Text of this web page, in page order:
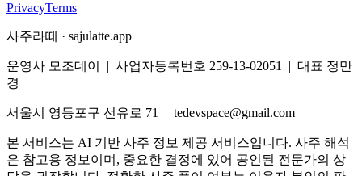
PrivacyTerms
사주라떼 · sajulatte.app
운영사 모조데이 | 사업자등록번호 259-13-02051 | 대표 정만
경
서울시 영등포구 선유로 71 | tedevspace@gmail.com
본 서비스는 AI 기반 사주 정보 제공 서비스입니다. 사주 해석
은 참고용 정보이며, 중요한 결정에 있어 공인된 전문가의 상